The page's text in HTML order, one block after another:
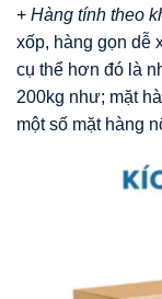
+ Hàng tính theo
xốp, hàng gọn dễ
cụ thể hơn đó là
200kg như; mặt
một số mặt hàng